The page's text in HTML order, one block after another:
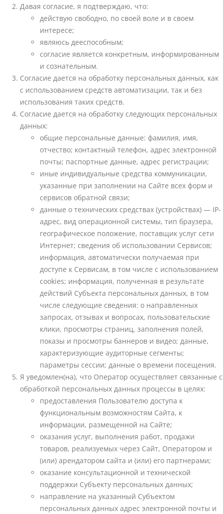
Давая согласие, я подтверждаю, что:
действую свободно, по своей воле и в своем
интересе;
являюсь дееспособным;
согласие является конкретным, информированным
и сознательным.
Согласие дается на обработку персональных данных, как
с использованием средств автоматизации, так и без
использования таких средств.
Согласие дается на обработку следующих персональных
данных:
общие персональные данные: фамилия, имя,
отчество; контактный телефон, адрес электронной
почты; паспортные данные, адрес регистрации;
иные индивидуальные средства коммуникации,
указанные при заполнении на Сайте всех форм и
сервисов обратной связи;
данные о технических средствах (устройствах) — IP-
адрес, вид операционной системы, тип браузера,
географическое положение, поставщик услуг сети
Интернет; сведения об использовании Сервисов;
информация, автоматически получаемая при
доступе к Сервисам, в том числе с использованием
cookies; информация, полученная в результате
действий Субъекта персональных данных, в том
числе следующие сведения: о направленных
запросах, отзывах и вопросах, пользовательские
клики, просмотры страниц, заполнения полей,
показы и просмотры баннеров и видео; данные,
характеризующие аудиторные сегменты;
параметры сессии; данные о времени посещения.
Я уведомлен(на), что Оператор осуществляет связанные с
обработкой персональных данных процессы в целях:
предоставления Пользователю доступа к
функциональным возможностям Сайта, к
информации, размещенной на Сайте;
оказания услуг, выполнения работ, продажи
товаров, реализуемых через Сайт, Оператором и
(или) арендатором сайта и (или) его партнерами;
оказание консультационной и технической
поддержки Субъекту персональных данных;
направление на указанный Субъектом
персональных данных адрес электронной почты и